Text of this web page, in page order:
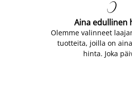

Aina edullinen
Olemme valinneet
tuotteita, joilla on
hinta. Joka